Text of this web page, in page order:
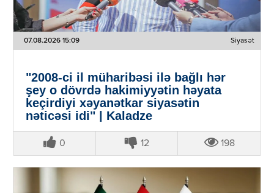
07.08.2026 15:09 Siyasət
"2008-ci il müharibəsi ilə bağlı hər
şey o dövrdə hakimiyyətin həyata
keçirdiyi xəyanətkar siyasətin
nəticəsi idi" | Kaladze
0 12 198